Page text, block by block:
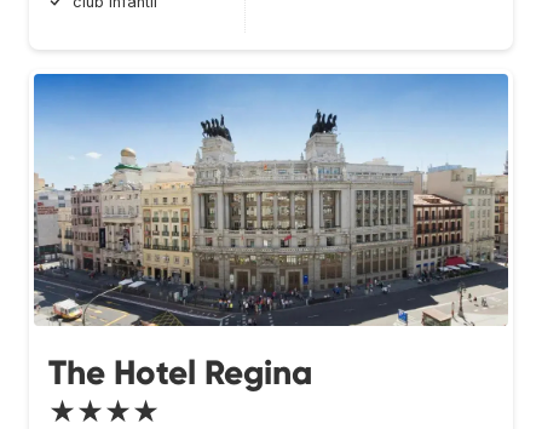
The Hotel Regina
★★★★